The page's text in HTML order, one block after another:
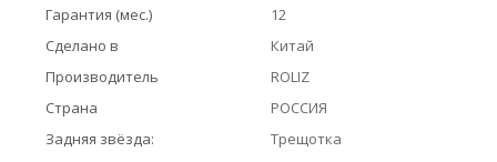
Гарантия (мес.)
12
Сделано в
Китай
Производитель
ROLIZ
Страна
РОССИЯ
Задняя звёзда:
Трещотка